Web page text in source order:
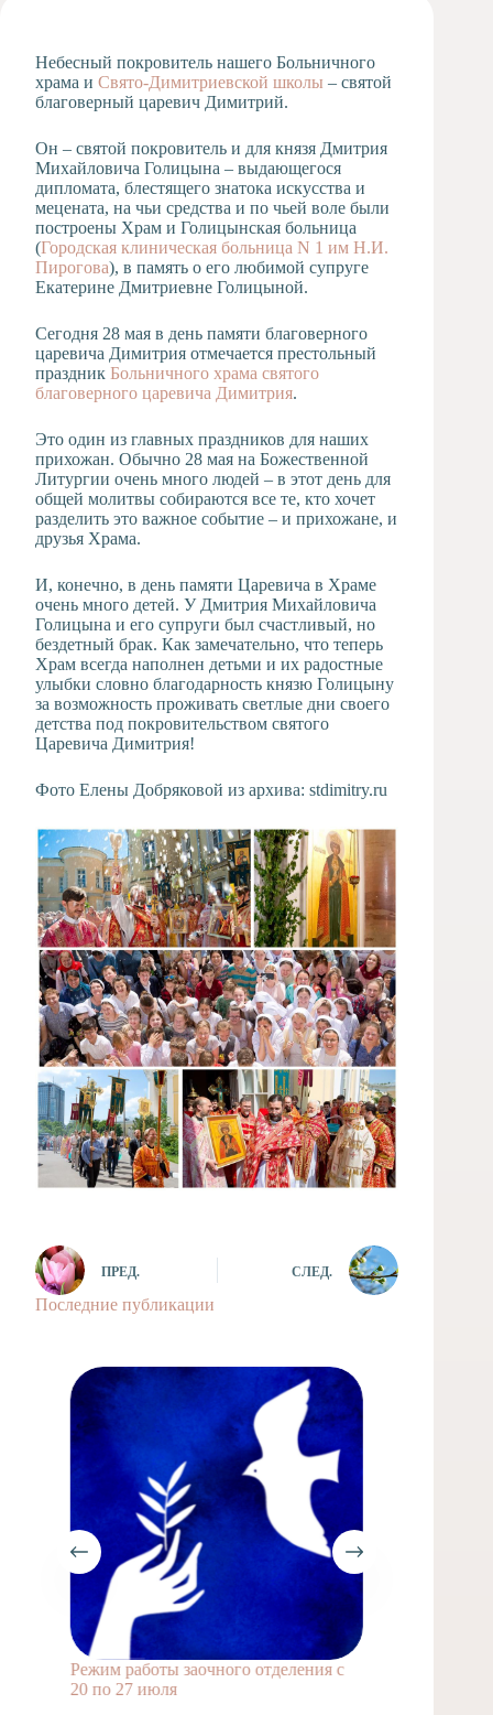
Музыкальное
отделение
Служба
Тьюторская
служба
Небесный покровитель нашего Больничного
храма и Свято-Димитриевской школы – святой
благоверный царевич Димитрий.
Он – святой покровитель и для князя Дмитрия
Михайловича Голицына – выдающегося
дипломата, блестящего знатока искусства и
мецената, на чьи средства и по чьей воле были
построены Храм и Голицынская больница
(Городская клиническая больница N 1 им Н.И.
Пирогова), в память о его любимой супруге
Екатерине Дмитриевне Голицыной.
Сегодня 28 мая в день памяти благоверного
царевича Димитрия отмечается престольный
праздник Больничного храма святого
благоверного царевича Димитрия.
Это один из главных праздников для наших
прихожан. Обычно 28 мая на Божественной
Литургии очень много людей – в этот день для
общей молитвы собираются все те, кто хочет
разделить это важное событие – и прихожане, и
друзья Храма.
И, конечно, в день памяти Царевича в Храме
очень много детей. У Дмитрия Михайловича
Голицына и его супруги был счастливый, но
бездетный брак. Как замечательно, что теперь
Храм всегда наполнен детьми и их радостные
улыбки словно благодарность князю Голицыну
за возможность проживать светлые дни своего
детства под покровительством святого
Царевича Димитрия!
Фото Елены Добряковой из архива: stdimitry.ru
ПРЕД. СЛЕД.
Последние публикации
Режим работы заочного отделения с
20 по 27 июля